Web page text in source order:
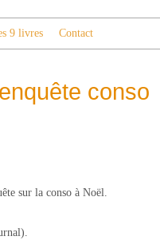
9 livres Contact
conso
sur la conso à Noël.